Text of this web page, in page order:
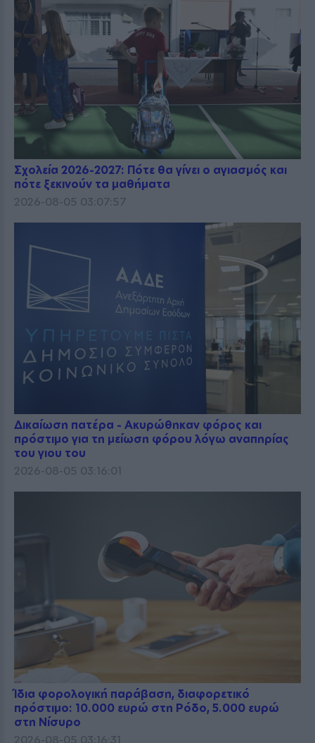
Σχολεία 2026-2027: Πότε θα γίνει ο αγιασμός και
πότε ξεκινούν τα μαθήματα
2026-08-05 03:07:57
Δικαίωση πατέρα - Ακυρώθηκαν φόρος και
πρόστιμο για τη μείωση φόρου λόγω αναπηρίας
του γιου του
2026-08-05 03:16:01
Ίδια φορολογική παράβαση, διαφορετικό
πρόστιμο: 10.000 ευρώ στη Ρόδο, 5.000 ευρώ
στη Νίσυρο
2026-08-05 03:16:31